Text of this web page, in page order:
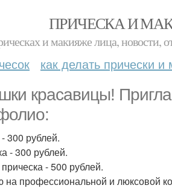
ПРИЧЕСКА И
и макияже лица, новости,
как делать прически и
красавицы!
300 рублей.
- 300 рублей.
- 500 рублей.
на профессиональной и люксовой